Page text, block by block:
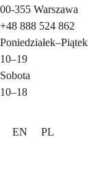
00-355 Warszawa
+48 888 524 862
Poniedziałek–Piątek
10–19
Sobota
10–18
EN PL